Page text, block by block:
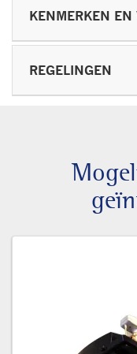
KENMERKEN EN
REGELINGEN